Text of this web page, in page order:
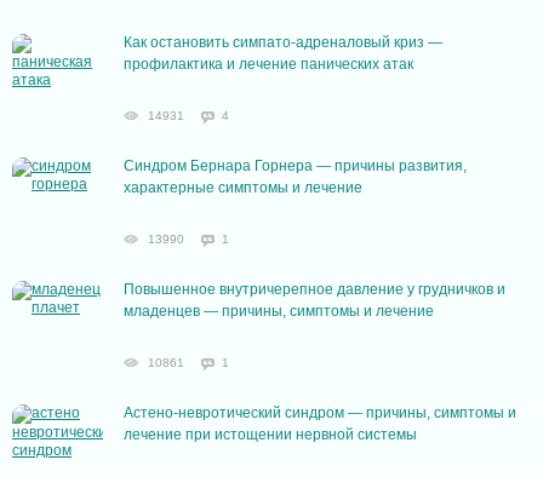
Как остановить симпато-адреналовый криз —
профилактика и лечение панических атак
14931 4
Cиндром Бернара Горнера — причины развития,
характерные симптомы и лечение
13990 1
Повышенное внутричерепное давление у грудничков и
младенцев — причины, симптомы и лечение
10861 1
Астено-невротический синдром — причины, симптомы и
лечение при истощении нервной системы